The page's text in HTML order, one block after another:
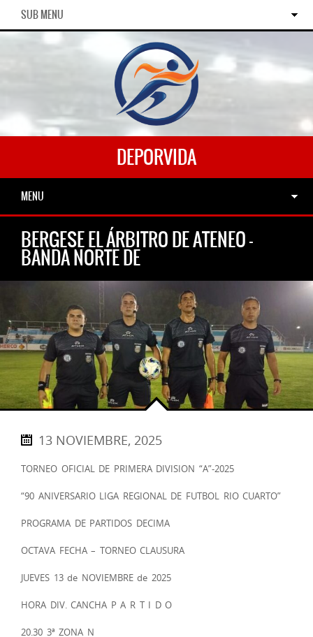
SUB MENU
DEPORVIDA
MENU
BERGESE EL ÁRBITRO DE ATENEO –
BANDA NORTE DE
13 NOVIEMBRE, 2025
TORNEO OFICIAL DE PRIMERA DIVISION “A”-2025
“90 ANIVERSARIO LIGA REGIONAL DE FUTBOL RIO CUARTO”
PROGRAMA DE PARTIDOS DECIMA
OCTAVA FECHA – TORNEO CLAUSURA
JUEVES 13 de NOVIEMBRE de 2025
HORA DIV. CANCHA P A R T I D O
20.30 3ª ZONA N